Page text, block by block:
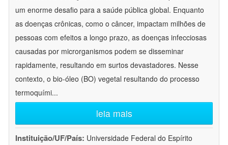
um enorme desafio para a saúde pública global. Enquanto
as doenças crônicas, como o câncer, impactam milhões de
pessoas com efeitos a longo prazo, as doenças infecciosas
causadas por microrganismos podem se disseminar
rapidamente, resultando em surtos devastadores. Nesse
contexto, o bio-óleo (BO) vegetal resultando do processo
termoquími...
leia mais
Instituição/UF/País: Universidade Federal do Espírito